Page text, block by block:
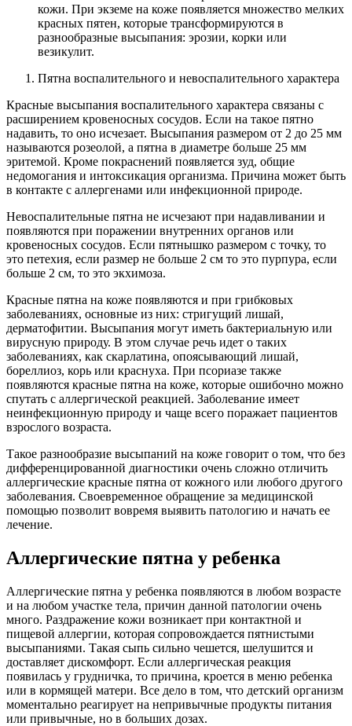
кожи. При экземе на коже появляется множество мелких
красных пятен, которые трансформируются в
разнообразные высыпания: эрозии, корки или
везикулит.
Пятна воспалительного и невоспалительного характера
Красные высыпания воспалительного характера связаны с
расширением кровеносных сосудов. Если на такое пятно
надавить, то оно исчезает. Высыпания размером от 2 до 25 мм
называются розеолой, а пятна в диаметре больше 25 мм
эритемой. Кроме покраснений появляется зуд, общие
недомогания и интоксикация организма. Причина может быть
в контакте с аллергенами или инфекционной природе.
Невоспалительные пятна не исчезают при надавливании и
появляются при поражении внутренних органов или
кровеносных сосудов. Если пятнышко размером с точку, то
это петехия, если размер не больше 2 см то это пурпура, если
больше 2 см, то это экхимоза.
Красные пятна на коже появляются и при грибковых
заболеваниях, основные из них: стригущий лишай,
дерматофитии. Высыпания могут иметь бактериальную или
вирусную природу. В этом случае речь идет о таких
заболеваниях, как скарлатина, опоясывающий лишай,
бореллиоз, корь или краснуха. При псориазе также
появляются красные пятна на коже, которые ошибочно можно
спутать с аллергической реакцией. Заболевание имеет
неинфекционную природу и чаще всего поражает пациентов
взрослого возраста.
Такое разнообразие высыпаний на коже говорит о том, что без
дифференцированной диагностики очень сложно отличить
аллергические красные пятна от кожного или любого другого
заболевания. Своевременное обращение за медицинской
помощью позволит вовремя выявить патологию и начать ее
лечение.
Аллергические пятна у ребенка
Аллергические пятна у ребенка появляются в любом возрасте
и на любом участке тела, причин данной патологии очень
много. Раздражение кожи возникает при контактной и
пищевой аллергии, которая сопровождается пятнистыми
высыпаниями. Такая сыпь сильно чешется, шелушится и
доставляет дискомфорт. Если аллергическая реакция
появилась у грудничка, то причина, кроется в меню ребенка
или в кормящей матери. Все дело в том, что детский организм
моментально реагирует на непривычные продукты питания
или привычные, но в больших дозах.